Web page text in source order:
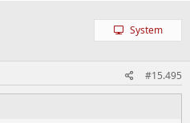
System
#15.495